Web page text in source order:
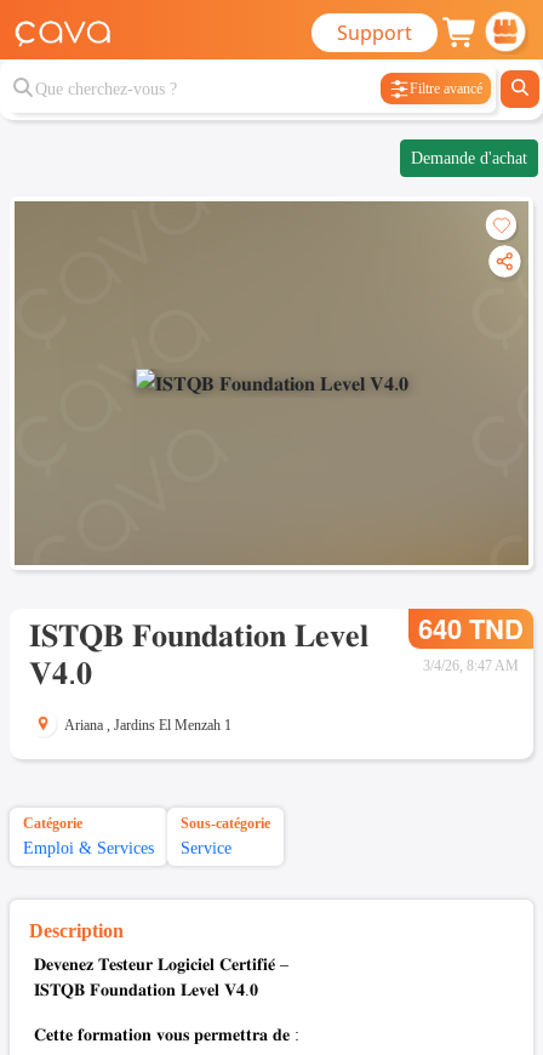
Support
Filtre avancé
Demande d'achat
𝐈𝐒𝐓𝐐𝐁 𝐅𝐨𝐮𝐧𝐝𝐚𝐭𝐢𝐨𝐧 𝐋𝐞𝐯𝐞𝐥
𝐕𝟒.𝟎
640 TND
3/4/26, 8:47 AM
Ariana , Jardins El Menzah 1
Catégorie
Emploi & Services
Sous-catégorie
Service
Description
𝐃𝐞𝐯𝐞𝐧𝐞𝐳 𝐓𝐞𝐬𝐭𝐞𝐮𝐫 𝐋𝐨𝐠𝐢𝐜𝐢𝐞𝐥 𝐂𝐞𝐫𝐭𝐢𝐟𝐢𝐞́ –
𝐈𝐒𝐓𝐐𝐁 𝐅𝐨𝐮𝐧𝐝𝐚𝐭𝐢𝐨𝐧 𝐋𝐞𝐯𝐞𝐥 𝐕𝟒.𝟎
𝐂𝐞𝐭𝐭𝐞 𝐟𝐨𝐫𝐦𝐚𝐭𝐢𝐨𝐧 𝐯𝐨𝐮𝐬 𝐩𝐞𝐫𝐦𝐞𝐭𝐭𝐫𝐚 𝐝𝐞 :